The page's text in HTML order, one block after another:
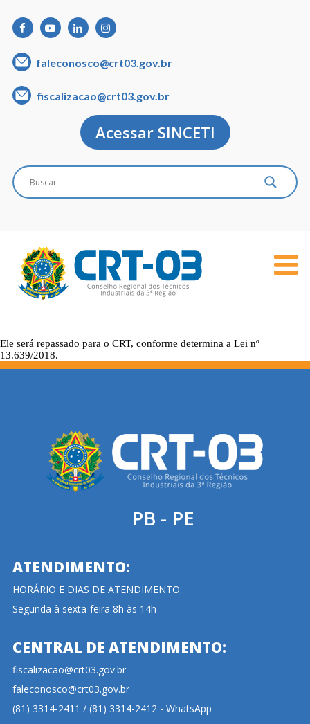
faleconosco@crt03.gov.br
fiscalizacao@crt03.gov.br
Acessar SINCETI
Ele será repassado para o CRT, conforme determina a Lei nº
13.639/2018.
PB - PE
ATENDIMENTO:
HORÁRIO E DIAS DE ATENDIMENTO:
Segunda à sexta-feira 8h às 14h
CENTRAL DE ATENDIMENTO:
fiscalizacao@crt03.gov.br
faleconosco@crt03.gov.br
(81) 3314-2411 / (81) 3314-2412 - WhatsApp